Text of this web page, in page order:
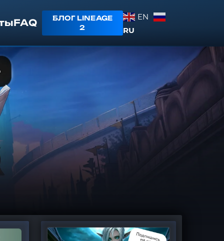
FAQ
БЛОГ LINEAGE
2
EN
RU